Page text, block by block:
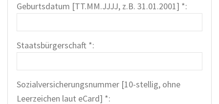
Geburtsdatum [TT.MM.JJJJ, z.B. 31.01.2001] *:
Staatsbürgerschaft *:
Sozialversicherungsnummer [10-stellig, ohne
Leerzeichen laut eCard] *: